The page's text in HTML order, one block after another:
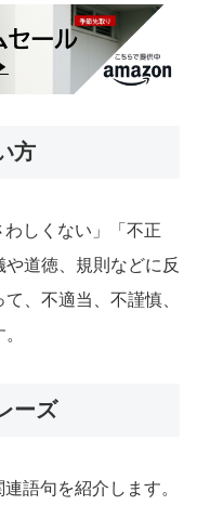
方
わしくない」「不正
道徳、規則などに反
、不適当、不謹慎、
ーズ
語句を紹介します。